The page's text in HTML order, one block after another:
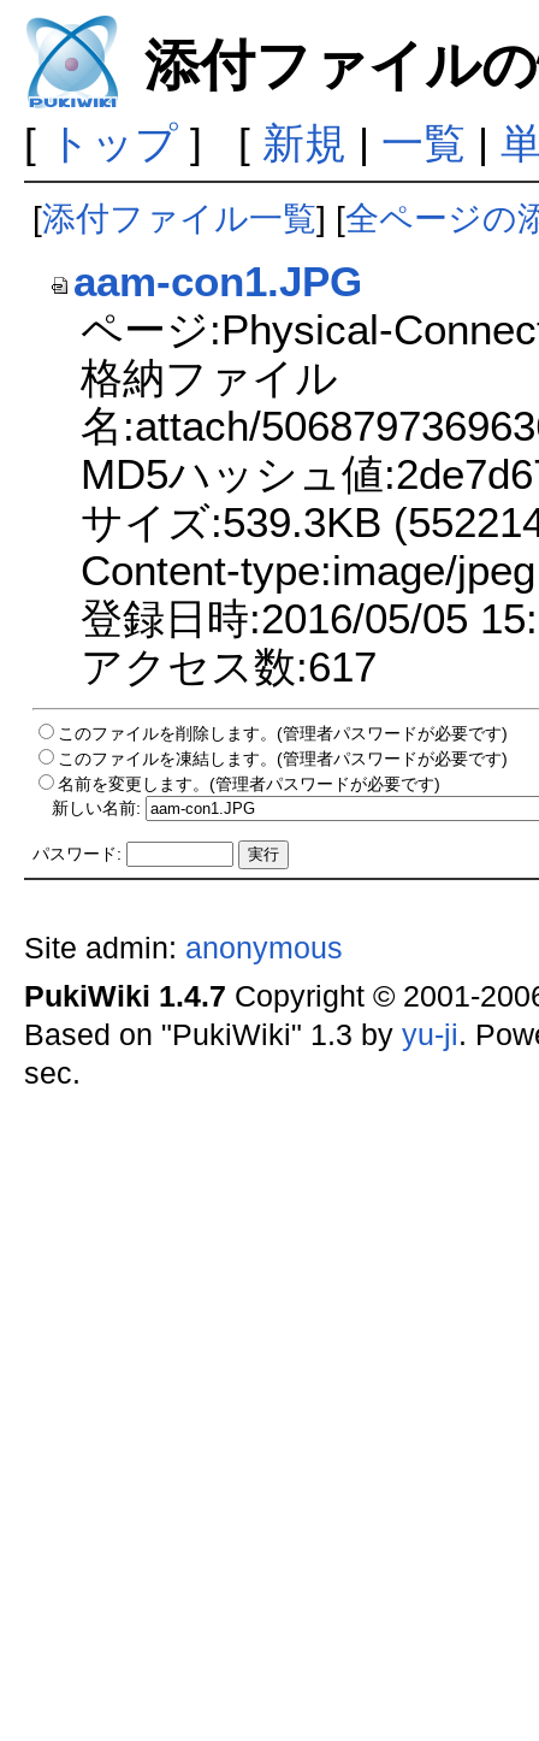
添付ファイル
[ トップ] [ 新規 | 一覧 |
[添付ファイル一覧] [全ページの
aam-con1.JPG
ページ:Physical-
格納ファイル
名:attach/
MD5ハッシュ値
サイズ:539.3KB
Content-type:image/jpeg
登録日時:2016/05/05
アクセス数:617
このファイルを削除します。(管理者パスワードが必要です)
このファイルを凍結します。(管理者パスワードが必要です)
名前を変更します。(管理者パスワードが必要です)
新しい名前:
パスワード:
Site admin: anonymous
PukiWiki 1.4.7 Copyright © 2001-
Based on "PukiWiki" 1.3 by yu-ji.
sec.